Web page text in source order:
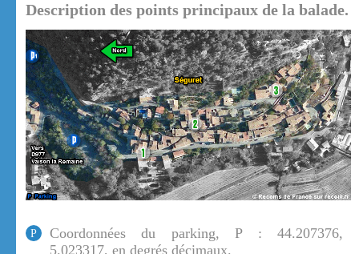
Description des points principaux de la balade.
P
Coordonnées du parking, P : 44.207376,
5.023317, en degrés décimaux.